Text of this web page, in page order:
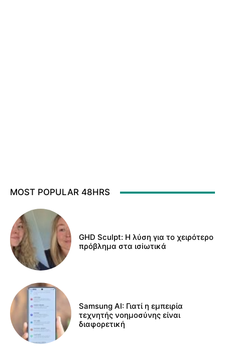
MOST POPULAR 48HRS
GHD Sculpt: Η λύση για το χειρότερο
πρόβλημα στα ισiωτικά
Samsung AI: Γιατί η εμπειρία
τεχνητής νοημοσύνης είναι
διαφορετική